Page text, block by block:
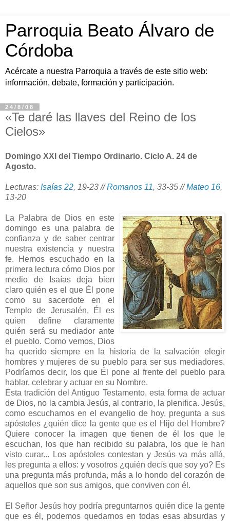
Parroquia Beato Álvaro de
Córdoba
Acércate a nuestra Parroquia a través de este sitio web:
información, debate, formación y participación.
24/8/08
«Te daré las llaves del Reino de los
Cielos»
Domingo XXI del Tiempo Ordinario. Ciclo A. 24 de
Agosto.
Lecturas: Isaías 22, 19-23 //Romanos 11, 33-35 //Mateo 16,
13-20
La Palabra de Dios en este
domingo es una palabra de
confianza y de saber centrar
nuestra existencia y nuestra
fe. Hemos escuchado en la
primera lectura cómo Dios por
medio de Isaías deja bien
claro quién es el que Él pone
como su sacerdote en el
Templo de Jerusalén, Él es
quien define claramente
quién será su mediador ante
el pueblo. Como vemos, Dios
ha querido siempre en la historia de la salvación elegir
hombres y mujeres de su pueblo para ser sus mediadores.
Podríamos decir, los que Él pone al frente del pueblo para
hablar, celebrar y actuar en su Nombre.
Esta tradición del Antiguo Testamento, esta forma de actuar
de Dios, no la cambia Jesús, al contrario, la plenifica. Jesús,
como escuchamos en el evangelio de hoy, pregunta a sus
apóstoles ¿quién dice la gente que es el Hijo del Hombre?
Quiere conocer la imagen que tienen de él los que le
escuchan, los que han recibido su palabra, los que le han
visto curar... Los apóstoles contestan y Jesús va más allá,
les pregunta a ellos: y vosotros ¿quién decís que soy yo? Es
una pregunta más profunda, más a lo hondo del corazón de
aquellos que son sus amigos, que conviven con él.
El Señor Jesús hoy podría preguntarnos quién dice la gente
que es él, podemos quedarnos en todas esas absurdas y